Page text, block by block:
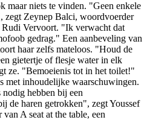
maar niets te vinden. "Geen enkele
zegt Zeynep Balci, woordvoerder
Rudi Vervoort. "Ik verwacht dat
gedrag." Een aanbeveling van
haar zelfs mateloos. "Houd de
gietertje of flesje water in elk
ze. "Bemoeienis tot in het toilet!"
met inhoudelijke waarschuwingen.
hebben bij een
de haren getrokken", zegt Youssef
A seat at the table, een